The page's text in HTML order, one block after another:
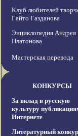
Клуб любителей
Гайто Газданова
Энциклопедия Андрея
Платонова
Мастерская перевода
КОНКУРСЫ
За вклад в русскую
культуру
Интернете
Литературный